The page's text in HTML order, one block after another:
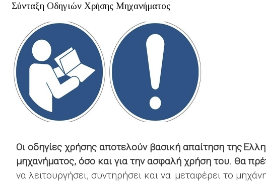
ΑΣΦΑΛΟΎΣ
ΚΑΙ
ΠΡΌΣΔΕΣΗΣ
ΦΟΡΤΊΟΥ
Σύνταξη Οδηγιών Χρήσης Μηχανήματος
Οι οδηγίες χρήσης αποτελούν βασική απαίτηση της
μηχανήματος, όσο και για την ασφαλή χρήση του. Θα
να λειτουργήσει, συντηρήσει και να μεταφέρει το